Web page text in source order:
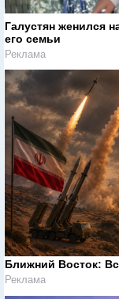
Галустян женился
его семьи
Реклама
Ближний Восток:
Реклама